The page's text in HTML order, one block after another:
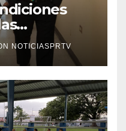
NOTICIASPRTV